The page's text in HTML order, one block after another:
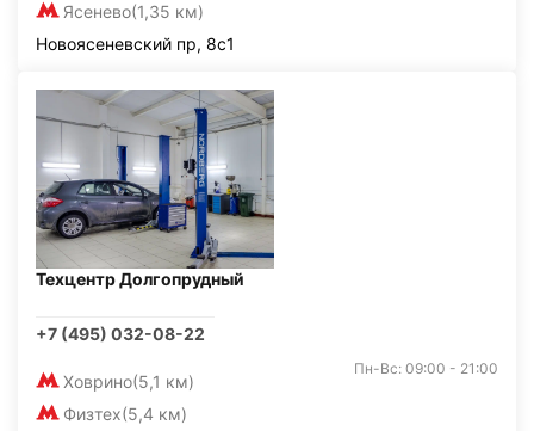
Ясенево(1,35 км)
Новоясеневский пр, 8с1
Техцентр Долгопрудный
+7 (495) 032-08-22
Ховрино(5,1 км)
Физтех(5,4 км)
Пн-Вс: 09:00 - 21:00